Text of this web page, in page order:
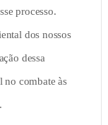
processo.
dos nossos
dessa
no combate às